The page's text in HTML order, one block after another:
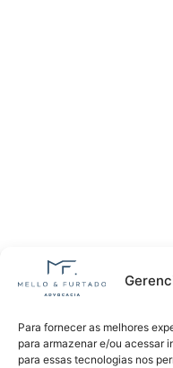
Para fornecer as melhores
para armazenar e/ou acessar
para essas tecnologias nos